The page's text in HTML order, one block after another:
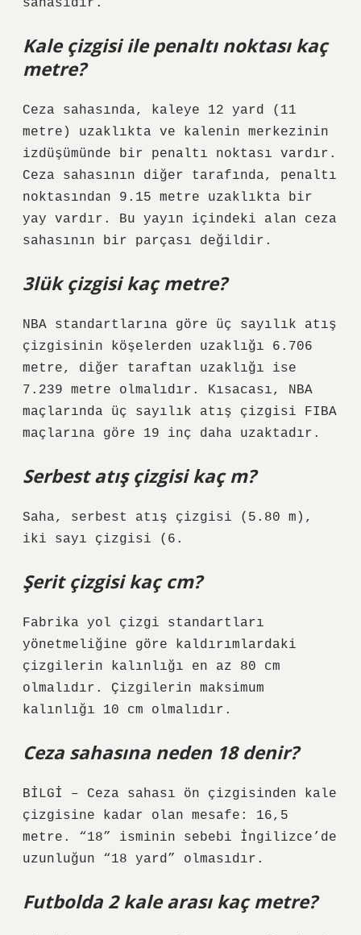
sahasıdır.
Kale çizgisi ile penaltı noktası kaç
metre?
Ceza sahasında, kaleye 12 yard (11
metre) uzaklıkta ve kalenin merkezinin
izdüşümünde bir penaltı noktası vardır.
Ceza sahasının diğer tarafında, penaltı
noktasından 9.15 metre uzaklıkta bir
yay vardır. Bu yayın içindeki alan ceza
sahasının bir parçası değildir.
3lük çizgisi kaç metre?
NBA standartlarına göre üç sayılık atış
çizgisinin köşelerden uzaklığı 6.706
metre, diğer taraftan uzaklığı ise
7.239 metre olmalıdır. Kısacası, NBA
maçlarında üç sayılık atış çizgisi FIBA
​​maçlarına göre 19 inç daha uzaktadır.
Serbest atış çizgisi kaç m?
Saha, serbest atış çizgisi (5.80 m),
iki sayı çizgisi (6.
Şerit çizgisi kaç cm?
Fabrika yol çizgi standartları
yönetmeliğine göre kaldırımlardaki
çizgilerin kalınlığı en az 80 cm
olmalıdır. Çizgilerin maksimum
kalınlığı 10 cm olmalıdır.
Ceza sahasına neden 18 denir?
BİLGİ – Ceza sahası ön çizgisinden kale
çizgisine kadar olan mesafe: 16,5
metre. “18” isminin sebebi İngilizce’de
uzunluğun “18 yard” olmasıdır.
Futbolda 2 kale arası kaç metre?